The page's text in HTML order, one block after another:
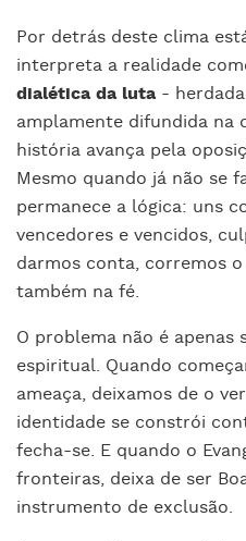
Por detrás deste clima
interpreta a realidade
dialética da luta-
amplamente difundida na
história avança pela
Mesmo quando já não se
permanece a lógica: uns
vencedores e vencidos,
darmos conta, corremos
também na fé.
O problema não é apenas
espiritual. Quando
ameaça, deixamos de o
identidade se constrói
fecha-se. E quando o
fronteiras, deixa de ser
instrumento de exclusão.